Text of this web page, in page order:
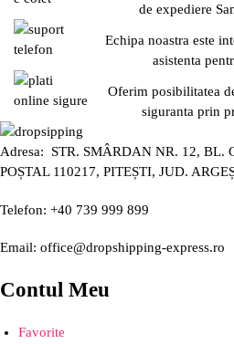
de expediere
Echipa noastra este
asistenta
Oferim posibilitatea
siguranta prin
Adresa: STR. SMÂRDAN NR. 12, BL.
POȘTAL 110217, PITEȘTI, JUD.
Telefon: +40 739 999 899
Email: office@dropshipping-express.ro
Contul Meu
Favorite